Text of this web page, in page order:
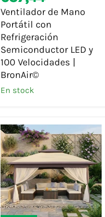
Portátil
con
Refrigeración
Semiconductor
LED
y
100
|
Ventilador de Mano
Portátil con
Refrigeración
Semiconductor LED y
100 Velocidades |
BronAir©
En stock